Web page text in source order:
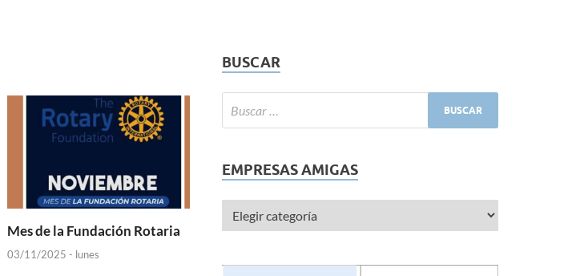
Mes de la Fundación Rotaria
03/11/2025 - lunes
BUSCAR
EMPRESAS AMIGAS